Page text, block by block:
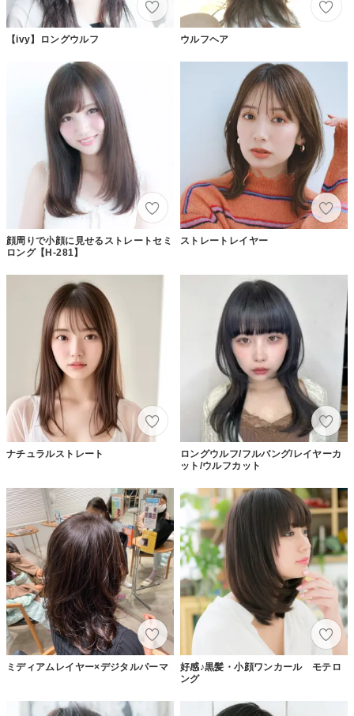
【ivy】ロングウルフ ウルフヘア
顔周りで小顔に見せるストレートセミ
ロング【H-281】
ストレートレイヤー
ナチュラルストレート
ロングウルフ/フルバング/レイヤーカ
ット/ウルフカット
ミディアムレイヤー×デジタルパーマ
好感♪黒髪・小顔ワンカール モテロ
ング